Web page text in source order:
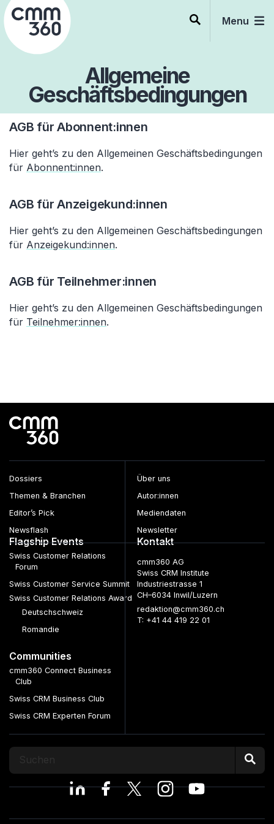
Skip
to
content
Menu
Allgemeine
Geschäftsbedingungen
AGB für Abonnent:innen
Hier geht’s zu den Allgemeinen Geschäftsbedingungen
für Abonnent:innen.
AGB für Anzeigekund:innen
Hier geht’s zu den Allgemeinen Geschäftsbedingungen
für Anzeigekund:innen.
AGB für Teilnehmer:innen
Hier geht’s zu den Allgemeinen Geschäftsbedingungen
für Teilnehmer:innen.
Dossiers
Themen & Branchen
Editor’s Pick
Newsflash
Über uns
Autor:innen
Mediendaten
Newsletter
Flagship Events
Swiss Customer Relations
Forum
Swiss Customer Service Summit
Swiss Customer Relations Award
Deutschschweiz
Romandie
Communities
cmm360 Connect Business
Club
Swiss CRM Business Club
Swiss CRM Experten Forum
Kontakt
cmm360 AG
Swiss CRM Institute
Industriestrasse 1
CH–6034 Inwil/Luzern
redaktion@cmm360.ch
T: +41 44 419 22 01